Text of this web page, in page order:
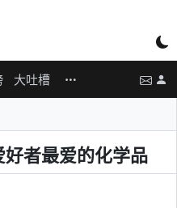
大吐槽
者最爱的化学品